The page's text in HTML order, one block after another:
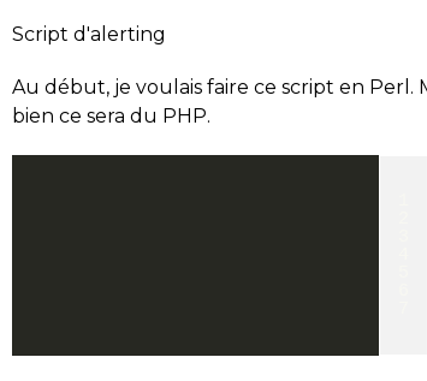
Script d'alerting
Au début, je voulais faire ce script en Perl.
bien ce sera du PHP.